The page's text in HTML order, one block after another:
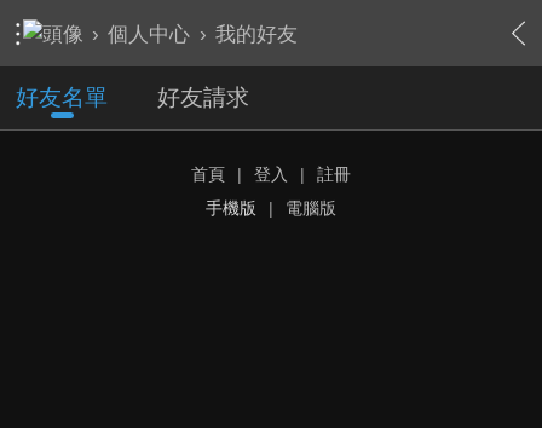
› 個人中心 › 我的好友
好友名單 好友請求
首頁 | 登入 |
註冊
手機版
| 電腦版